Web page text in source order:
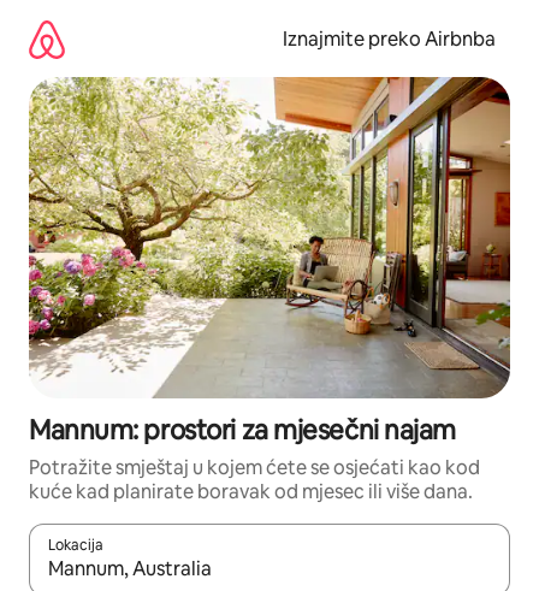
sadržaj
Iznajmite preko Airbnba
Mannum: prostori za mjesečni najam
Potražite smještaj u kojem ćete se osjećati kao kod
kuće kad planirate boravak od mjesec ili više dana.
Lokacija
Kada budu dostupni rezultati, moći ćete ih pregledati